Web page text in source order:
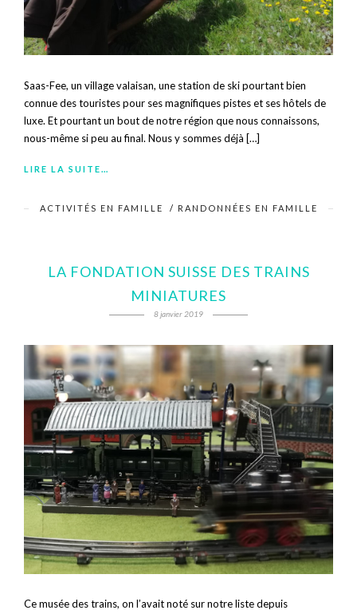
Saas-Fee, un village valaisan, une station de ski pourtant bien
connue des touristes pour ses magnifiques pistes et ses hôtels de
luxe. Et pourtant un bout de notre région que nous connaissons,
nous-même si peu au final. Nous y sommes déjà […]
LIRE LA SUITE…
ACTIVITÉS EN FAMILLE / RANDONNÉES EN FAMILLE
LA FONDATION SUISSE DES TRAINS
MINIATURES
8 janvier 2019
Ce musée des trains, on l’avait noté sur notre liste depuis